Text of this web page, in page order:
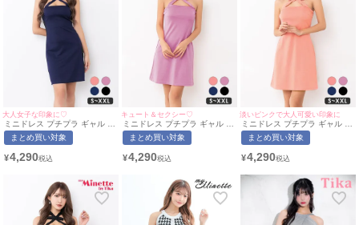
大人女子な印象に♡
ミニドレス プチプラ ギャル タ
イト ホルターネック ラウンジ
低身長 谷間 背中魅せ リボン
ンプル ネイビー キャバドレス
まとめ買い対象
¥4,290
キュート＆セクシー♡
ミニドレス プチプラ ギャル タ
イト ホルターネック ラウンジ
低身長 谷間 背中魅せ リボン
ス (れいたぴ着用/S〜XXLサイ
まとめ買い対象
¥4,290
淡いピンクで大人可愛い印象に
ミニドレス プチプラ ギャル タ
イト ホルターネック ラウンジ
低身長 谷間 背中魅せ リボン
バドレス (れいたぴ着用/S〜
マイミネット
まとめ買い対象
¥4,290